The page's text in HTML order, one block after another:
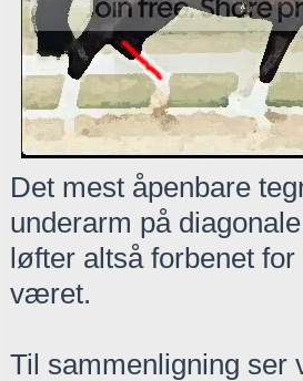
Det mest åpenbare
underarm på
løfter altså forbenet
været.
Til sammenligning ser